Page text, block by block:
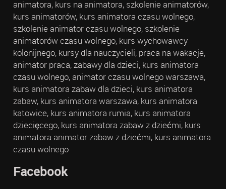
animatora, kurs na animatora, szkolenie animatorów,
kurs animatorów, kurs animatora czasu wolnego,
szkolenie animator czasu wolnego, szkolenie
animatorów czasu wolnego, kurs wychowawcy
kolonijnego, kursy dla nauczycieli, praca na wakacje,
animator praca, zabawy dla dzieci, kurs animatora
czasu wolnego, animator czasu wolnego warszawa,
kurs animatora zabaw dla dzieci, kurs animatora
zabaw, kurs animatora warszawa, kurs animatora
katowice, kurs animatora rumia, kurs animatora
dziecięcego, kurs animatora zabaw z dziećmi, kurs
animatora animator zabaw z dziećmi, kurs animatora
czasu wolnego
Facebook